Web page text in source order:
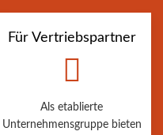
Für Vertriebspartner
Als etablierte
Unternehmensgruppe bieten